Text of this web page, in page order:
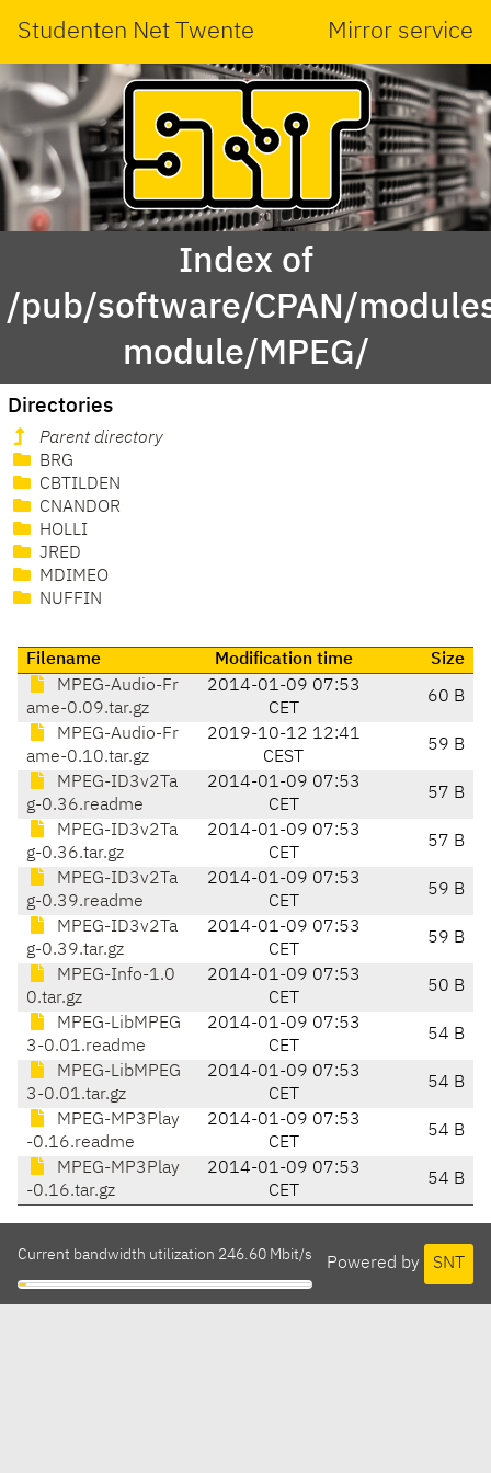
Studenten Net Twente Mirror service
Index of
/pub/software/CPAN/
module/MPEG/
Directories
Parent directory
BRG
CBTILDEN
CNANDOR
HOLLI
JRED
MDIMEO
NUFFIN
Filename Modification time
Size
MPEG-Audio-Fr
ame-0.09.tar.gz
2014-01-09 07:53
CET
60 B
MPEG-Audio-Fr
ame-0.10.tar.gz
2019-10-12 12:41
CEST
59 B
MPEG-ID3v2Ta
g-0.36.readme
2014-01-09 07:53
CET
57 B
MPEG-ID3v2Ta
g-0.36.tar.gz
2014-01-09 07:53
CET
57 B
MPEG-ID3v2Ta
g-0.39.readme
2014-01-09 07:53
CET
59 B
MPEG-ID3v2Ta
g-0.39.tar.gz
2014-01-09 07:53
CET
59 B
MPEG-Info-1.0
0.tar.gz
2014-01-09 07:53
CET
50 B
MPEG-LibMPEG
3-0.01.readme
2014-01-09 07:53
CET
54 B
MPEG-LibMPEG
3-0.01.tar.gz
2014-01-09 07:53
CET
54 B
MPEG-MP3Play
-0.16.readme
2014-01-09 07:53
CET
54 B
MPEG-MP3Play
-0.16.tar.gz
2014-01-09 07:53
CET
54 B
Powered by SNT
Current bandwidth utilization 246.60 Mbit/s